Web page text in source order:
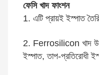
ফেসি খাদ ফাংশন
1. এটি প্রায়ই ইস্পাত
2. Ferrosilicon খাদ
ইস্পাত, তাপ-প্রতিরোধী